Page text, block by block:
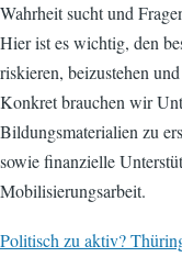
Wahrheit sucht und
Hier ist es wichtig, den
riskieren, beizustehen
Konkret brauchen wir
Bildungsmaterialien zu
sowie finanzielle
Mobilisierungsarbeit.
Politisch zu aktiv?